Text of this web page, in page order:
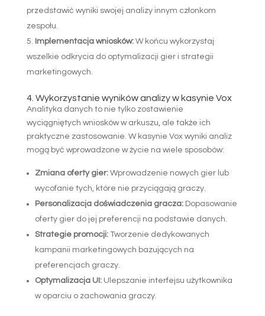
przedstawić wyniki swojej analizy innym członkom
zespołu.
Implementacja wniosków:W końcu wykorzystaj
wszelkie odkrycia do optymalizacji gier i strategii
marketingowych.
4. Wykorzystanie wyników analizy w kasynie Vox
Analityka danych to nie tylko zostawienie
wyciągniętych wniosków w arkuszu, ale także ich
praktyczne zastosowanie. W kasynie Vox wyniki analiz
mogą być wprowadzone w życie na wiele sposobów:
Zmiana oferty gier:Wprowadzenie nowych gier lub
wycofanie tych, które nie przyciągają graczy.
Personalizacja doświadczenia gracza:Dopasowanie
oferty gier do jej preferencji na podstawie danych.
Strategie promocji:Tworzenie dedykowanych
kampanii marketingowych bazujących na
preferencjach graczy.
Optymalizacja UI:Ulepszanie interfejsu użytkownika
w oparciu o zachowania graczy.